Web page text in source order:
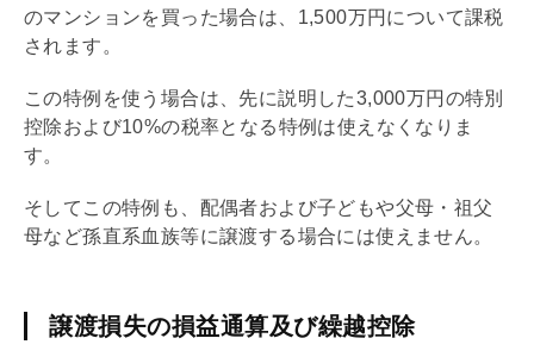
のマンションを買った場合は、1,500万円について課税
されます。
この特例を使う場合は、先に説明した3,000万円の特別
控除および10%の税率となる特例は使えなくなりま
す。
そしてこの特例も、配偶者および子どもや父母・祖父
母など孫直系血族等に譲渡する場合には使えません。
譲渡損失の損益通算及び繰越控除